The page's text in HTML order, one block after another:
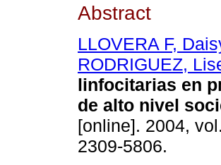
Abstract
LLOVERA F,
RODRIGUEZ,
linfocitarias en
de alto nivel
[online]. 2004,
2309-5806.